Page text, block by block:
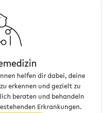
helfen dir dabei, deine
erkennen und gezielt zu
beraten und behandeln
Erkrankungen.